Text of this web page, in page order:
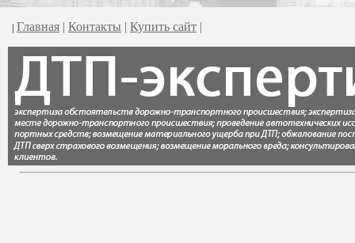
| Главная | Контакты | Купить сайт |